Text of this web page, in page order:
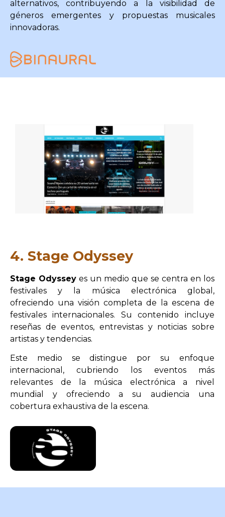
alternativos, contribuyendo a la visibilidad de
géneros emergentes y propuestas musicales
innovadoras.
4. Stage Odyssey
Stage Odyssey es un medio que se centra en los
festivales y la música electrónica global,
ofreciendo una visión completa de la escena de
festivales internacionales. Su contenido incluye
reseñas de eventos, entrevistas y noticias sobre
artistas y tendencias.
Este medio se distingue por su enfoque
internacional, cubriendo los eventos más
relevantes de la música electrónica a nivel
mundial y ofreciendo a su audiencia una
cobertura exhaustiva de la escena.